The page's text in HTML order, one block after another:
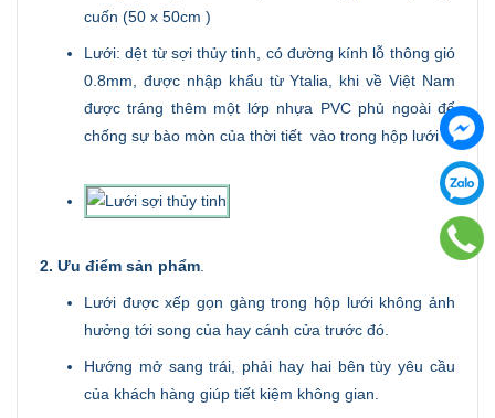
cuốn (50 x 50cm )
Lưới: dệt từ sợi thủy tinh, có đường kính lỗ thông gió
0.8mm, được nhập khẩu từ Ytalia, khi về Việt Nam
được tráng thêm một lớp nhựa PVC phủ ngoài để
chống sự bào mòn của thời tiết vào trong hộp lưới
2. Ưu điểm sản phẩm.
Lưới được xếp gọn gàng trong hộp lưới không ảnh
hưởng tới song của hay cánh cửa trước đó.
Hướng mở sang trái, phải hay hai bên tùy yêu cầu
của khách hàng giúp tiết kiệm không gian.